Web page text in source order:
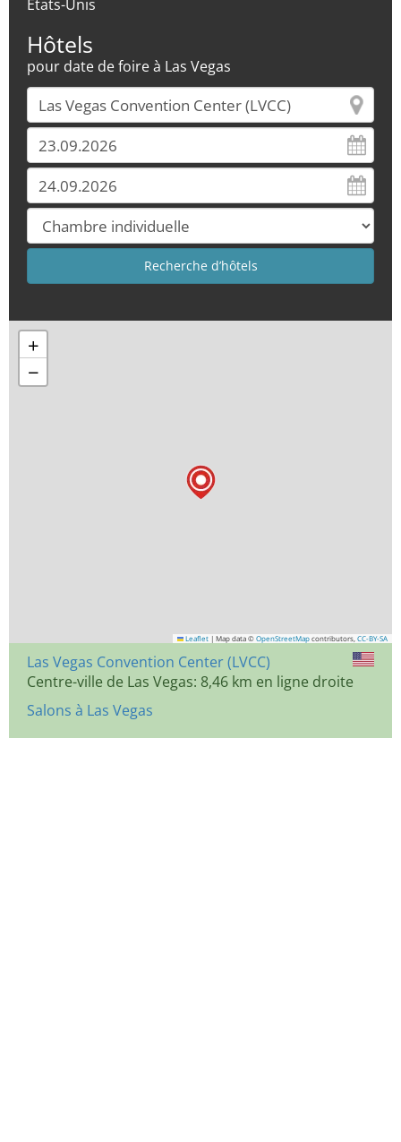
États-Unis
Hôtels
pour date de foire à Las Vegas
+
−
Leaflet | Map data © OpenStreetMap contributors, CC-BY-SA
Las Vegas Convention Center (LVCC)
Centre-ville de Las Vegas: 8,46 km en ligne droite
Salons à Las Vegas